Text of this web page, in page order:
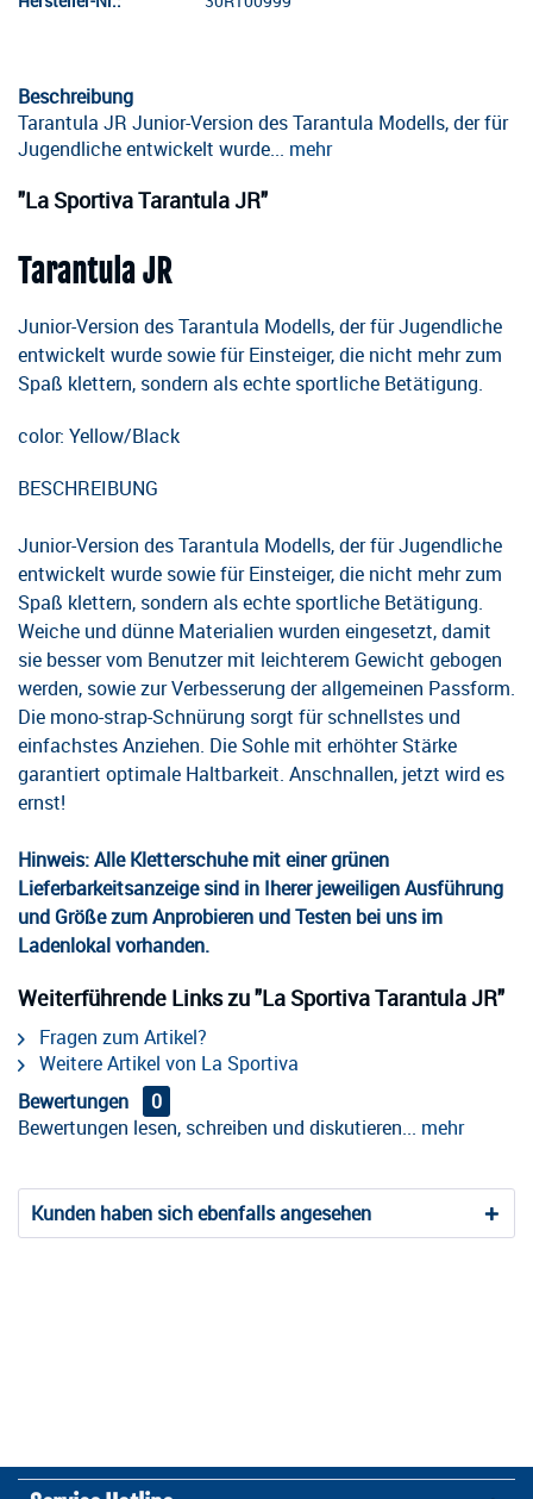
Beschreibung
Tarantula JR Junior-Version des Tarantula Modells, der für
Jugendliche entwickelt wurde... mehr
"La Sportiva Tarantula JR"
Tarantula JR
Junior-Version des Tarantula Modells, der für Jugendliche
entwickelt wurde sowie für Einsteiger, die nicht mehr zum
Spaß klettern, sondern als echte sportliche Betätigung.
color: Yellow/Black
BESCHREIBUNG
Junior-Version des Tarantula Modells, der für Jugendliche
entwickelt wurde sowie für Einsteiger, die nicht mehr zum
Spaß klettern, sondern als echte sportliche Betätigung.
Weiche und dünne Materialien wurden eingesetzt, damit
sie besser vom Benutzer mit leichterem Gewicht gebogen
werden, sowie zur Verbesserung der allgemeinen Passform.
Die mono-strap-Schnürung sorgt für schnellstes und
einfachstes Anziehen. Die Sohle mit erhöhter Stärke
garantiert optimale Haltbarkeit. Anschnallen, jetzt wird es
ernst!
Hinweis: Alle Kletterschuhe mit einer grünen
Lieferbarkeitsanzeige sind in Iherer jeweiligen Ausführung
und Größe zum Anprobieren und Testen bei uns im
Ladenlokal vorhanden.
Weiterführende Links zu "La Sportiva Tarantula JR"
Fragen zum Artikel?
Weitere Artikel von La Sportiva
Bewertungen
0
Bewertungen lesen, schreiben und diskutieren... mehr
Kunden haben sich ebenfalls angesehen